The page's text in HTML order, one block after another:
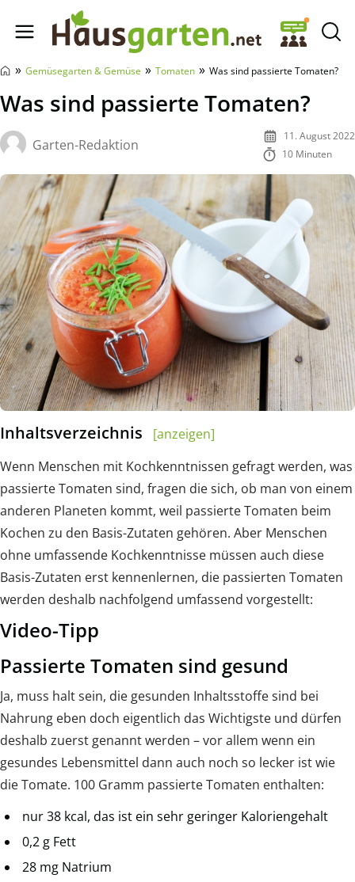
Hausgarten.net
» Gemüsegarten & Gemüse » Tomaten » Was sind passierte Tomaten?
Was sind passierte Tomaten?
Garten-Redaktion
11. August 2022
10 Minuten
Inhaltsverzeichnis
[anzeigen]
Wenn Menschen mit Kochkenntnissen gefragt werden, was
passierte Tomaten sind, fragen die sich, ob man von einem
anderen Planeten kommt, weil passierte Tomaten beim
Kochen zu den Basis-Zutaten gehören. Aber Menschen
ohne umfassende Kochkenntnisse müssen auch diese
Basis-Zutaten erst kennenlernen, die passierten Tomaten
werden deshalb nachfolgend umfassend vorgestellt:
Video-Tipp
Passierte Tomaten sind gesund
Ja, muss halt sein, die gesunden Inhaltsstoffe sind bei
Nahrung eben doch eigentlich das Wichtigste und dürfen
deshalb zuerst genannt werden – vor allem wenn ein
gesundes Lebensmittel dann auch noch so lecker ist wie
die Tomate. 100 Gramm passierte Tomaten enthalten:
nur 38 kcal, das ist ein sehr geringer Kaloriengehalt
0,2 g Fett
28 mg Natrium